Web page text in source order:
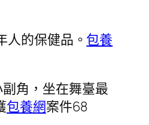
的保健品。 包養
角，坐在舞臺最
包養網案件68